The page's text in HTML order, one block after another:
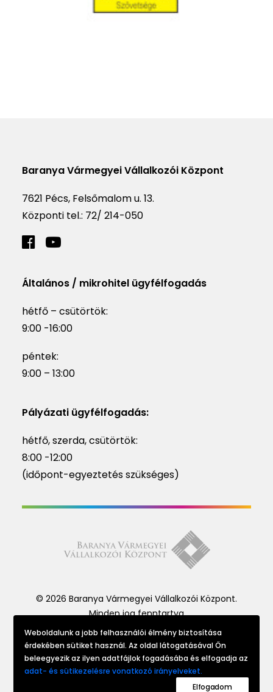
Baranya Vármegyei Vállalkozói Központ
7621 Pécs, Felsőmalom u. 13.
Központi tel.: 72/ 214-050
Általános / mikrohitel ügyfélfogadás
hétfő – csütörtök:
9:00 -16:00
péntek:
9:00 – 13:00
Pályázati ügyfélfogadás:
hétfő, szerda, csütörtök:
8:00 -12:00
(időpont-egyeztetés szükséges)
© 2026 Baranya Vármegyei Vállalkozói Központ.
Minden jog fenntartva
Website made by
Weboldalunk a jobb felhasználói élmény biztosítása
érdekében sütiket használ. Az oldal látogatásával Ön
beleegyezik az ilyen adatfájlok fogadásába és elfogadja az
adat- és sütikezelésre vonatkozó irányelveket.
Elfogadom